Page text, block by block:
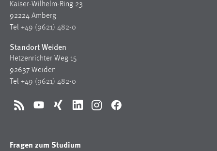
Kaiser-Wilhelm-Ring 23
92224 Amberg
Tel +49 (9621) 482-0
Standort Weiden
Hetzenrichter Weg 15
92637 Weiden
Tel +49 (9621) 482-0
RSS YouTubeXing LinkedInInstagramFacebook
Fragen zum Studium
Name:
Google Ireland Limited
Zweck:
Conversion-Tracking
Cookie Laufzeit:
3 Monate